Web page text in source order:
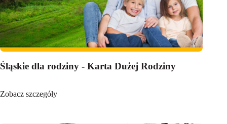
Śląskie dla rodziny - Karta Dużej Rodziny
Zobacz szczegóły